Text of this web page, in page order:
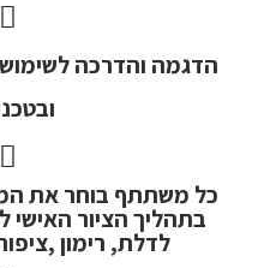
הדגמה והדרכה לשימוש
כל משתתף בוחר את
בתהליך הציור
לדלת, רימון